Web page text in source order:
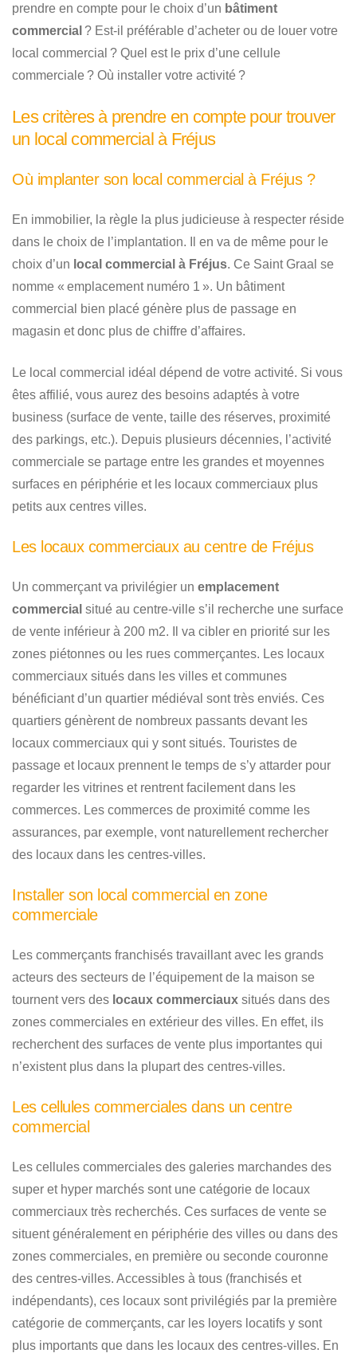
prendre en compte pour le choix d’un bâtiment
commercial ? Est-il préférable d’acheter ou de louer votre
local commercial ? Quel est le prix d’une cellule
commerciale ? Où installer votre activité ?
Les critères à prendre en compte pour trouver
un local commercial à Fréjus
Où implanter son local commercial à Fréjus ?
En immobilier, la règle la plus judicieuse à respecter réside
dans le choix de l’implantation. Il en va de même pour le
choix d’un local commercial à Fréjus. Ce Saint Graal se
nomme « emplacement numéro 1 ». Un bâtiment
commercial bien placé génère plus de passage en
magasin et donc plus de chiffre d’affaires.
Le local commercial idéal dépend de votre activité. Si vous
êtes affilié, vous aurez des besoins adaptés à votre
business (surface de vente, taille des réserves, proximité
des parkings, etc.). Depuis plusieurs décennies, l’activité
commerciale se partage entre les grandes et moyennes
surfaces en périphérie et les locaux commerciaux plus
petits aux centres villes.
Les locaux commerciaux au centre de Fréjus
Un commerçant va privilégier un emplacement
commercial situé au centre-ville s’il recherche une surface
de vente inférieur à 200 m2. Il va cibler en priorité sur les
zones piétonnes ou les rues commerçantes. Les locaux
commerciaux situés dans les villes et communes
bénéficiant d’un quartier médiéval sont très enviés. Ces
quartiers génèrent de nombreux passants devant les
locaux commerciaux qui y sont situés. Touristes de
passage et locaux prennent le temps de s’y attarder pour
regarder les vitrines et rentrent facilement dans les
commerces. Les commerces de proximité comme les
assurances, par exemple, vont naturellement rechercher
des locaux dans les centres-villes.
Installer son local commercial en zone
commerciale
Les commerçants franchisés travaillant avec les grands
acteurs des secteurs de l’équipement de la maison se
tournent vers des locaux commerciaux situés dans des
zones commerciales en extérieur des villes. En effet, ils
recherchent des surfaces de vente plus importantes qui
n’existent plus dans la plupart des centres-villes.
Les cellules commerciales dans un centre
commercial
Les cellules commerciales des galeries marchandes des
super et hyper marchés sont une catégorie de locaux
commerciaux très recherchés. Ces surfaces de vente se
situent généralement en périphérie des villes ou dans des
zones commerciales, en première ou seconde couronne
des centres-villes. Accessibles à tous (franchisés et
indépendants), ces locaux sont privilégiés par la première
catégorie de commerçants, car les loyers locatifs y sont
plus importants que dans les locaux des centres-villes. En